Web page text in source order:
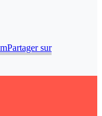
Partager sur